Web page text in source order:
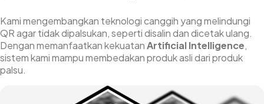
Kami mengembangkan teknologi canggih yang melindungi
QR agar tidak dipalsukan, seperti disalin dan dicetak ulang.
Dengan memanfaatkan kekuatanArtificial Intelligence,
sistem kami mampu membedakan produk asli dari produk
palsu.